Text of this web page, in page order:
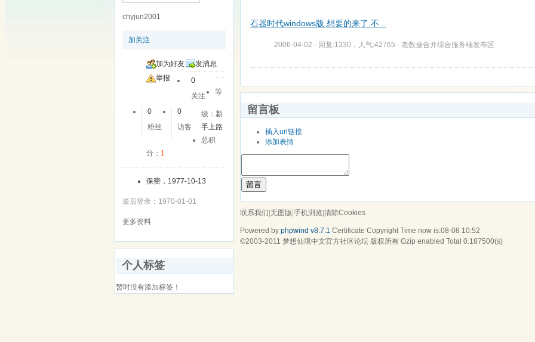
chyjun2001
加关注
加为好友
发消息
举报
0
关注
0
粉丝
0
访客
等
级：新
手上路
总积
分： 1
保密，1977-10-13
最后登录：1970-01-01
更多资料
个人标签
暂时没有添加标签！
石器时代windows版.想要的来了.不 ..
2006-04-02 - 回复:1330，人气:42765 - 老数据合并综合服务端发布区
留言板
插入url链接
添加表情
留言
联系我们|无图版|手机浏览|清除Cookies
Powered by phpwind v8.7.1 Certificate Copyright Time now is:08-08 10:52
©2003-2011 梦想仙境中文官方社区论坛 版权所有 Gzip enabled Total 0.187500(s)